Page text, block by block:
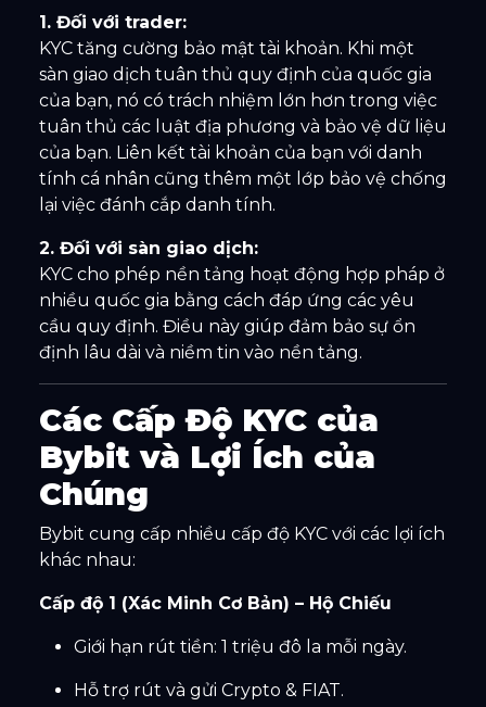
1. Đối với trader:
KYC tăng cường bảo mật tài khoản. Khi một
sàn giao dịch tuân thủ quy định của quốc gia
của bạn, nó có trách nhiệm lớn hơn trong việc
tuân thủ các luật địa phương và bảo vệ dữ liệu
của bạn. Liên kết tài khoản của bạn với danh
tính cá nhân cũng thêm một lớp bảo vệ chống
lại việc đánh cắp danh tính.
2. Đối với sàn giao dịch:
KYC cho phép nền tảng hoạt động hợp pháp ở
nhiều quốc gia bằng cách đáp ứng các yêu
cầu quy định. Điều này giúp đảm bảo sự ổn
định lâu dài và niềm tin vào nền tảng.
Các Cấp Độ KYC của
Bybit và Lợi Ích của
Chúng
Bybit cung cấp nhiều cấp độ KYC với các lợi ích
khác nhau:
Cấp độ 1 (Xác Minh Cơ Bản) – Hộ Chiếu
Giới hạn rút tiền: 1 triệu đô la mỗi ngày.
Hỗ trợ rút và gửi Crypto & FIAT.